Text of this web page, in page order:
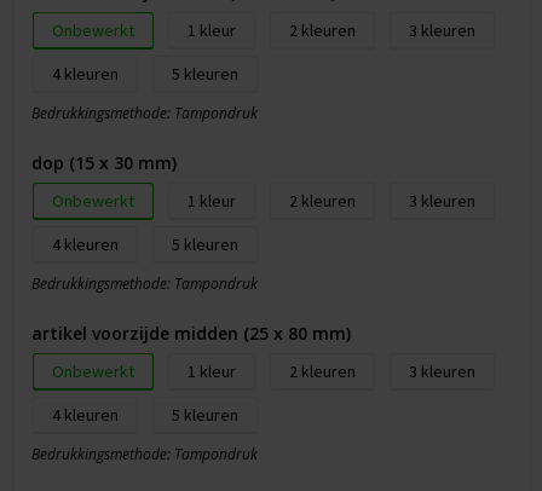
Onbewerkt 1 2
3
4
5
Bedrukkingsmethode: Tampondruk
dop (15 x 30 mm)
Onbewerkt 1 2
3
4
5
Bedrukkingsmethode: Tampondruk
artikel voorzijde midden (25 x 80 mm)
Onbewerkt 1 2
3
4
5
Bedrukkingsmethode: Tampondruk